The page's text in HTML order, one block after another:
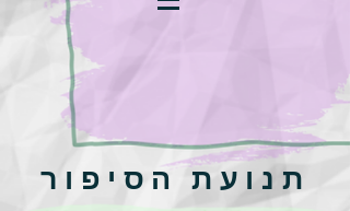
תנועת הסיפור